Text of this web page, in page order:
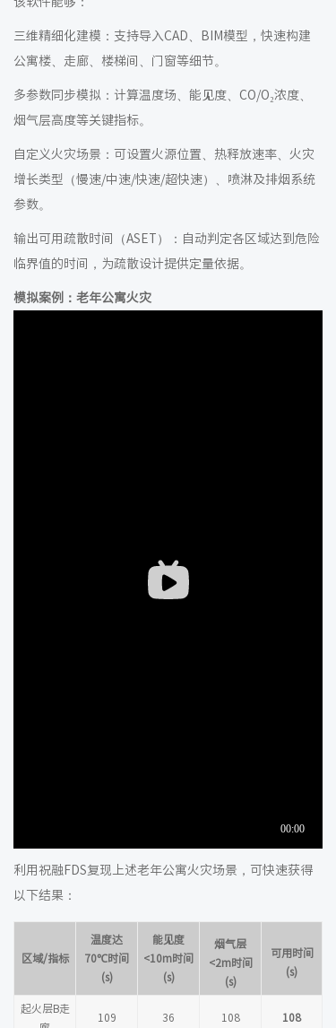
三维精细化建模：支持导入CAD、BIM模型，快速构建
公寓楼、走廊、楼梯间、门窗等细节。
多参数同步模拟：计算温度场、能见度、CO/O₂浓度、
烟气层高度等关键指标。
自定义火灾场景：可设置火源位置、热释放速率、火灾
增长类型（慢速/中速/快速/超快速）、喷淋及排烟系统
参数。
输出可用疏散时间（ASET）：自动判定各区域达到危险
临界值的时间，为疏散设计提供定量依据。
模拟案例：老年公寓火灾
利用祝融FDS复现上述老年公寓火灾场景，可快速获得
以下结果：
区域/指标
温度达
70℃时间
(s)
能见度
<10m时间
(s)
烟气层
<2m时间
(s)
可用时间
(s)
起火层B走
109 36 108 108